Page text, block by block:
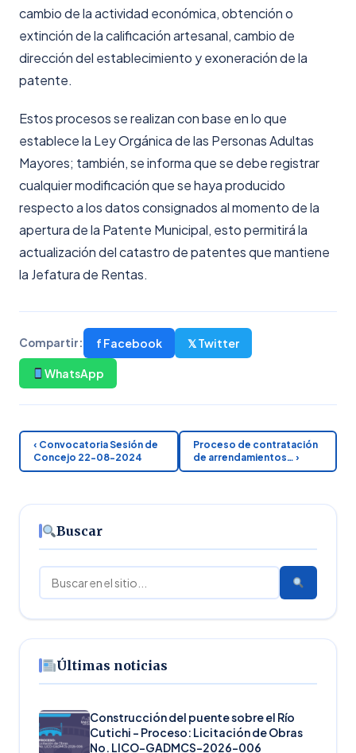
cambio de la actividad económica, obtención o
extinción de la calificación artesanal, cambio de
dirección del establecimiento y exoneración de la
patente.
Estos procesos se realizan con base en lo que
establece la Ley Orgánica de las Personas Adultas
Mayores; también, se informa que se debe registrar
cualquier modificación que se haya producido
respecto a los datos consignados al momento de la
apertura de la Patente Municipal, esto permitirá la
actualización del catastro de patentes que mantiene
la Jefatura de Rentas.
Compartir: f Facebook 𝕏 Twitter
WhatsApp
‹ Convocatoria Sesión de
Concejo 22-08-2024
Proceso de contratación
de arrendamientos… ›
Buscar
Buscar
Últimas noticias
Construcción del puente sobre el Río
Cutichi – Proceso: Licitación de Obras
No. LICO-GADMCS-2026-006